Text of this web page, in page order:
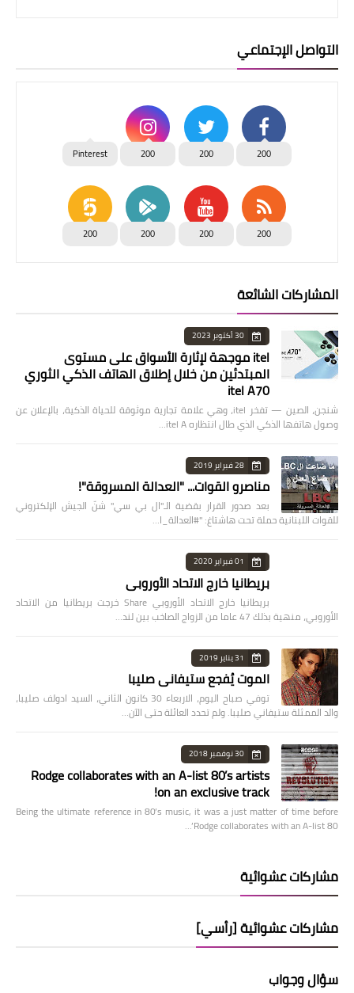
التواصل الإجتماعي
200
200
200
Pinterest
200
200
200
200
المشاركات الشائعة
30 أكتوبر 2023
itel موجهة لإثارة الأسواق على مستوى
المبتدئين من خلال إطلاق الهاتف الذكي الثوري
itel A70
شنجن، الصين — تفخر itel، وهي علامة تجارية موثوقة للحياة الذكية، بالإعلان عن
وصول هاتفها الذكي الذي طال انتظاره itel A…
28 فبراير 2019
مناصرو القوات... "العدالة المسروقة"!
بعد صدور القرار بقضية الـ"ال بي سي" شنّ الجيش الإلكتروني
للقوات اللبنانية حملة تحت هاشتاغ: "#العدالة_ا…
01 فبراير 2020
بريطانيا خارج الاتحاد الأوروبي
بريطانيا خارج الاتحاد الأوروبي Share خرجت بريطانيا من الاتحاد
الأوروبي، منهية بذلك 47 عاما من الزواج الصاخب بين لند…
31 يناير 2019
الموت يُفجع ستيفاني صليبا
توفي صباح اليوم، الاربعاء 30 كانون الثاني، السيد ادولف صليبا،
والد الممثلة ستيفاني صليبا. ولم تحدد العائلة حتى الآن…
30 نوفمبر 2018
Rodge collaborates with an A-list 80’s artists
on an exclusive track!
Being the ultimate reference in 80’s music, it was a just matter of time before
Rodge collaborates with an A-list 80’…
مشاركات عشوائية
مشاركات عشوائية [رأسي]
سؤال وجواب